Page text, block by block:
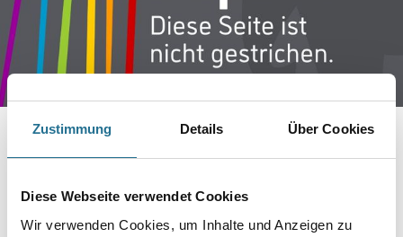
Zustimmung Details Über Cookies
Diese Webseite verwendet Cookies
Wir verwenden Cookies, um Inhalte und Anzeigen zu
IST AUFGETRETEN